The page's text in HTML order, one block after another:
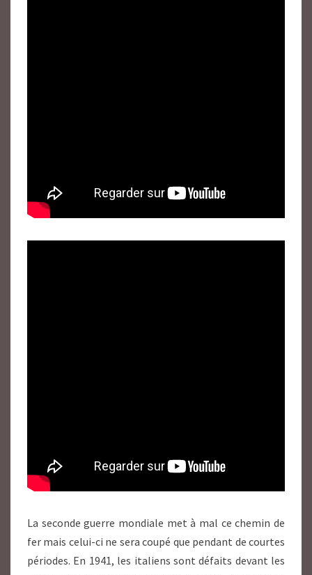
La seconde guerre mondiale met à mal ce chemin de
fer mais celui-ci ne sera coupé que pendant de courtes
périodes. En 1941, les italiens sont défaits devant les